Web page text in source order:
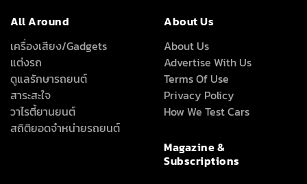
All Around
เครื่องเสียง/Gadgets
แต่งรถ
ดูแลรักษารถยนต์
สาระสะใจ
วาไรตี้ยานยนต์
สถิติยอดจำหน่ายรถยนต์
About Us
About Us
Advertise With Us
Terms Of Use
Privacy Policy
How We Test Cars
Magazine &
Subscriptions